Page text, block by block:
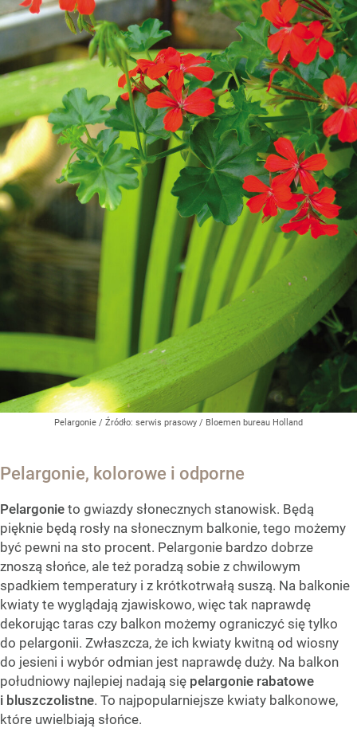
Pelargonie / Źródło: serwis prasowy / Bloemen bureau Holland
Pelargonie, kolorowe i odporne
Pelargonie to gwiazdy słonecznych stanowisk. Będą
pięknie będą rosły na słonecznym balkonie, tego możemy
być pewni na sto procent. Pelargonie bardzo dobrze
znoszą słońce, ale też poradzą sobie z chwilowym
spadkiem temperatury i z krótkotrwałą suszą. Na balkonie
kwiaty te wyglądają zjawiskowo, więc tak naprawdę
dekorując taras czy balkon możemy ograniczyć się tylko
do pelargonii. Zwłaszcza, że ich kwiaty kwitną od wiosny
do jesieni i wybór odmian jest naprawdę duży. Na balkon
południowy najlepiej nadają się pelargonie rabatowe
i bluszczolistne. To najpopularniejsze kwiaty balkonowe,
które uwielbiają słońce.